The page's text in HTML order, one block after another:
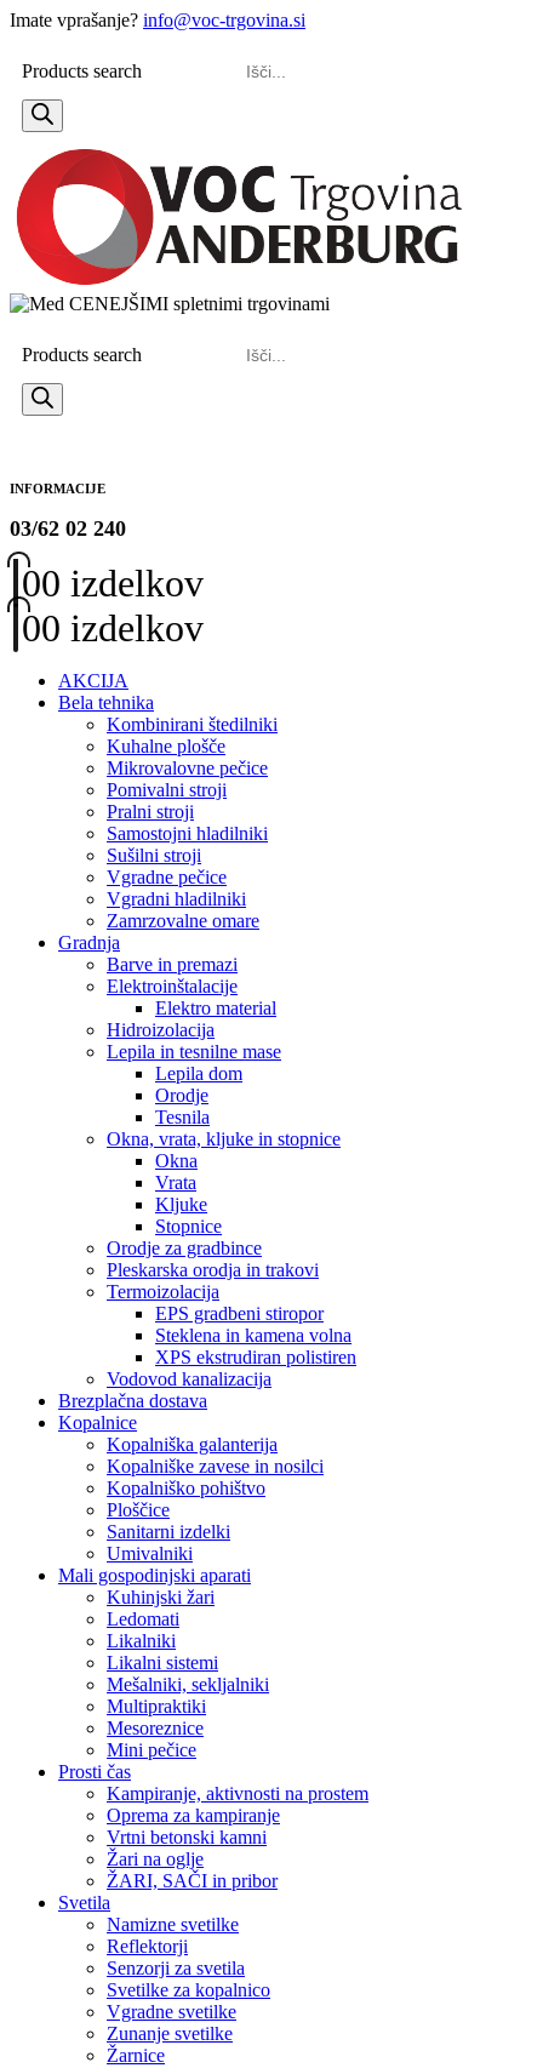
Imate vprašanje? info@voc-trgovina.si
Products search
Products search
INFORMACIJE
03/62 02 240
00 izdelkov
00 izdelkov
AKCIJA
Bela tehnika
Kombinirani štedilniki
Kuhalne plošče
Mikrovalovne pečice
Pomivalni stroji
Pralni stroji
Samostojni hladilniki
Sušilni stroji
Vgradne pečice
Vgradni hladilniki
Zamrzovalne omare
Gradnja
Barve in premazi
Elektroinštalacije
Elektro material
Hidroizolacija
Lepila in tesnilne mase
Lepila dom
Orodje
Tesnila
Okna, vrata, kljuke in stopnice
Okna
Vrata
Kljuke
Stopnice
Orodje za gradbince
Pleskarska orodja in trakovi
Termoizolacija
EPS gradbeni stiropor
Steklena in kamena volna
XPS ekstrudiran polistiren
Vodovod kanalizacija
Brezplačna dostava
Kopalnice
Kopalniška galanterija
Kopalniške zavese in nosilci
Kopalniško pohištvo
Ploščice
Sanitarni izdelki
Umivalniki
Mali gospodinjski aparati
Kuhinjski žari
Ledomati
Likalniki
Likalni sistemi
Mešalniki, sekljalniki
Multipraktiki
Mesoreznice
Mini pečice
Prosti čas
Kampiranje, aktivnosti na prostem
Oprema za kampiranje
Vrtni betonski kamni
Žari na oglje
ŽARI, SAČI in pribor
Svetila
Namizne svetilke
Reflektorji
Senzorji za svetila
Svetilke za kopalnico
Vgradne svetilke
Zunanje svetilke
Žarnice